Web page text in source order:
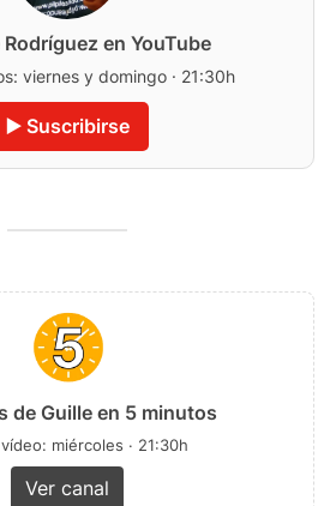
Rodríguez en YouTube
viernes y domingo · 21:30h
▶️ Suscribirse
de Guille en 5 minutos
miércoles · 21:30h
Ver canal